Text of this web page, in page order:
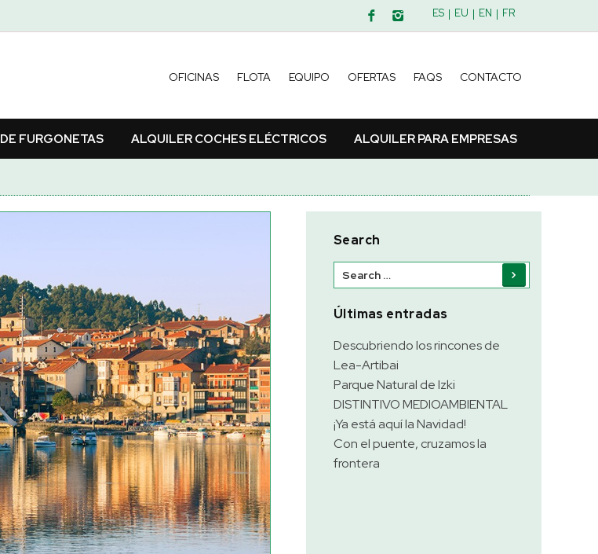
ES EU EN FR
OFICINAS FLOTA EQUIPO OFERTAS FAQS CONTACTO
FURGONETAS ALQUILER COCHES ELÉCTRICOS ALQUILER PARA EMPRESAS
Search
Últimas entradas
Descubriendo los rincones de
Lea-Artibai
Parque Natural de Izki
DISTINTIVO MEDIOAMBIENTAL
¡Ya está aquí la Navidad!
Con el puente, cruzamos la
frontera